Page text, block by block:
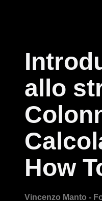
allo
How